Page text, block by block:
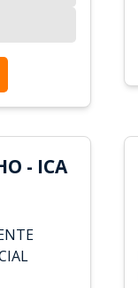
- ICA